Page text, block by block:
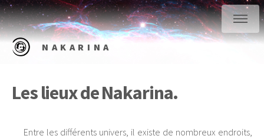
NAKARINA
Les lieux de Nakarina.
Entre les différents univers, il existe de nombreux endroits,